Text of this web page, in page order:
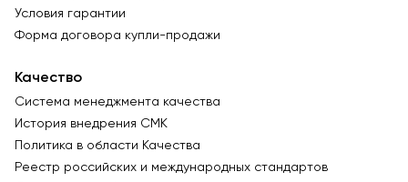
Условия гарантии
Форма договора купли-продажи
Качество
Система менеджмента качества
История внедрения СМК
Политика в области Качества
Реестр российских и международных стандартов